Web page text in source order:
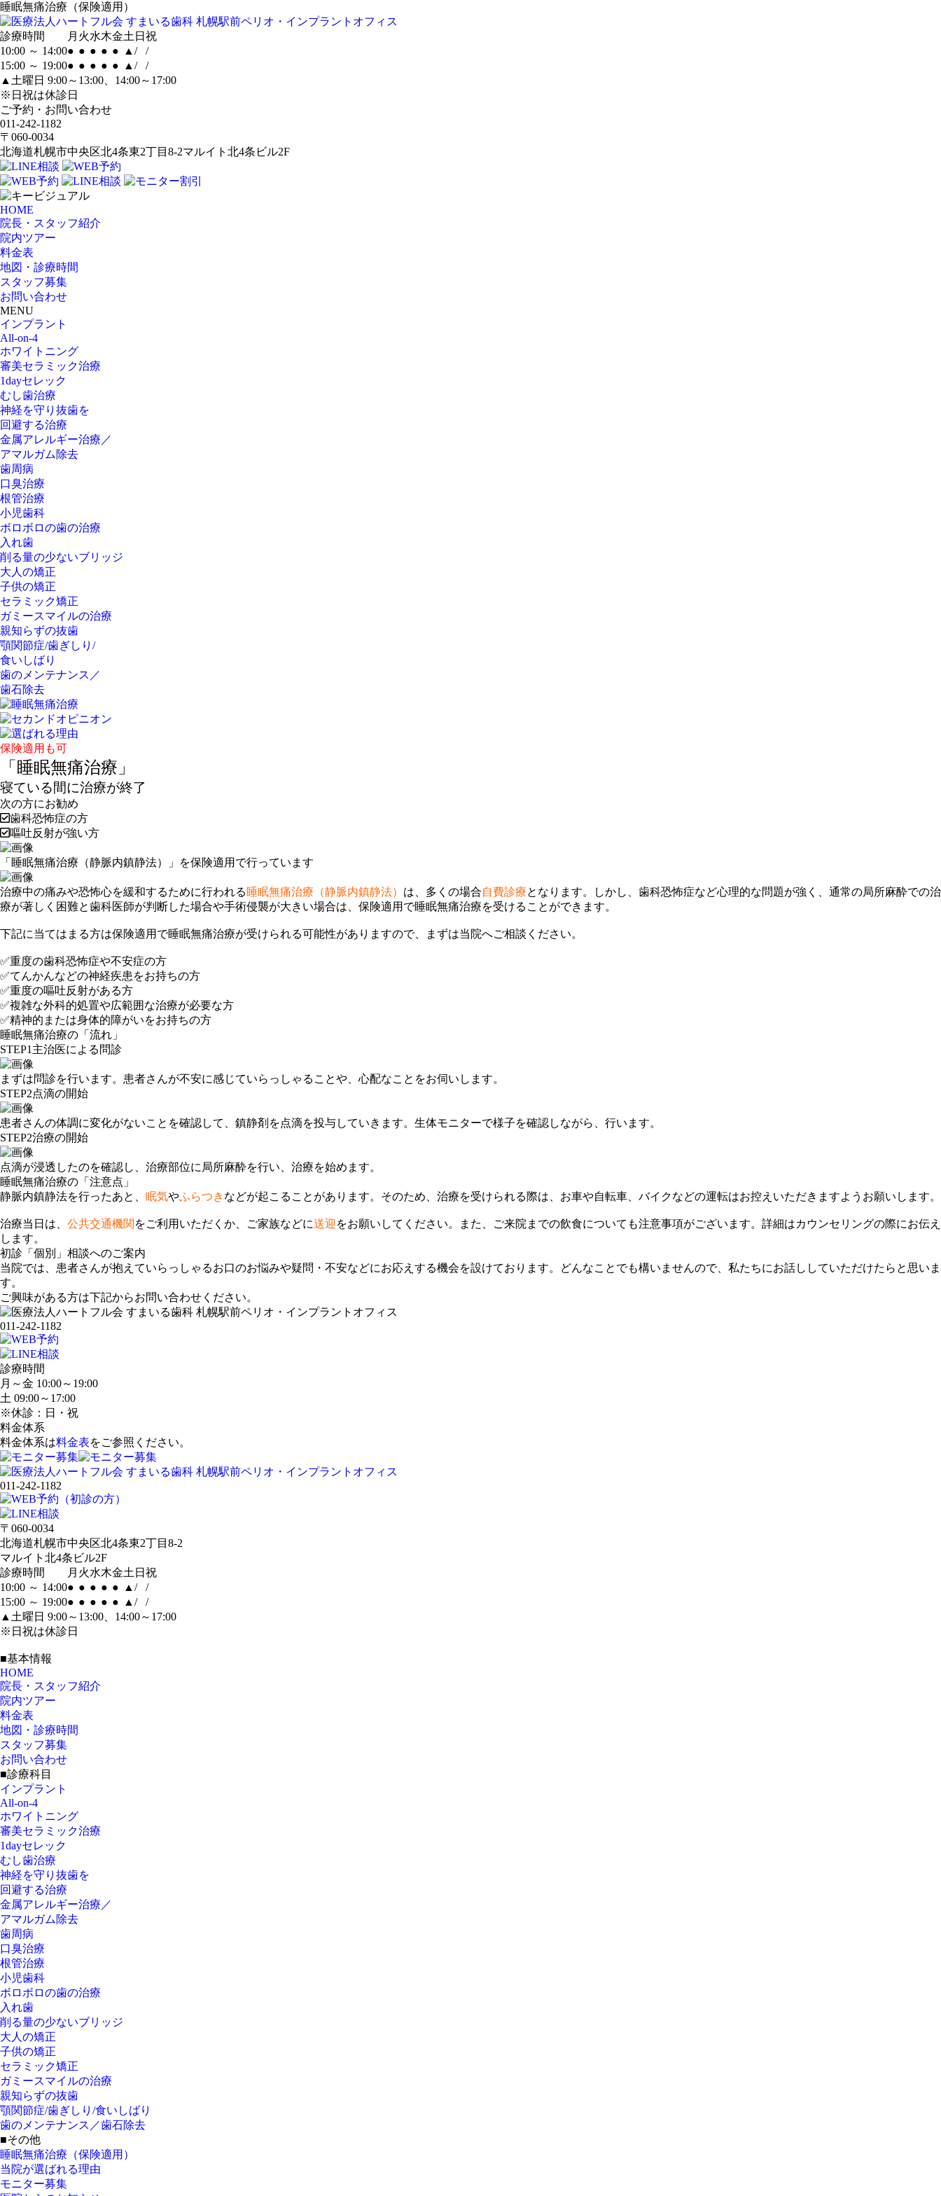
睡眠無痛治療（保険適用）
診療時間 月 火水木金土 日 祝
10:00 ～ 14:00● ● ● ● ● ▲ /
/
15:00 ～ 19:00● ● ● ● ● ▲ /
/
▲土曜日 9:00～13:00、14:00～17:00
※日祝は休診日
ご予約・お問い合わせ
011-242-1182
〒060-0034
北海道札幌市中央区北4条東2丁目8-2マルイト北4条ビル2F
HOME
院長・スタッフ紹介
院内ツアー
料金表
地図・診療時間
スタッフ募集
お問い合わせ
MENU
インプラント
All-on-4
ホワイトニング
審美セラミック治療
1dayセレック
むし歯治療
神経を守り抜歯を
回避する治療
金属アレルギー治療／
アマルガム除去
歯周病
口臭治療
根管治療
小児歯科
ボロボロの歯の治療
入れ歯
削る量の少ないブリッジ
大人の矯正
子供の矯正
セラミック矯正
ガミースマイルの治療
親知らずの抜歯
顎関節症/歯ぎしり/
食いしばり
歯のメンテナンス／
歯石除去
保険適用も可
「睡眠無痛治療」
寝ている間に治療が終了
次の方にお勧め
歯科恐怖症の方
嘔吐反射が強い方
「睡眠無痛治療（静脈内鎮静法）」を保険適用で行っています
治療中の痛みや恐怖心を緩和するために行われる睡眠無痛治療（静脈内鎮静法） は、多くの場合自費診療となります。しかし、歯科恐怖症など心理的な問題が強く、通常の局所麻酔での治
療が著しく困難と歯科医師が判断した場合や手術侵襲が大きい場合は、保険適用で睡眠無痛治療を受けることができます。
下記に当てはまる方は保険適用で睡眠無痛治療が受けられる可能性がありますので、まずは当院へご相談ください。
✅重度の歯科恐怖症や不安症の方
✅てんかんなどの神経疾患をお持ちの方
✅重度の嘔吐反射がある方
✅複雑な外科的処置や広範囲な治療が必要な方
✅精神的または身体的障がいをお持ちの方
睡眠無痛治療の「流れ」
STEP1 主治医による問診
まずは問診を行います。患者さんが不安に感じていらっしゃることや、心配なことをお伺いします。
STEP2点滴の開始
患者さんの体調に変化がないことを確認して、鎮静剤を点滴を投与していきます。生体モニターで様子を確認しながら、行います。
STEP2治療の開始
点滴が浸透したのを確認し、治療部位に局所麻酔を行い、治療を始めます。
睡眠無痛治療の「注意点」
静脈内鎮静法を行ったあと、 眠気やふらつき などが起こることがあります。そのため、治療を受けられる際は、お車や自転車、バイクなどの運転はお控えいただきますようお願いします。
治療当日は、 公共交通機関 をご利用いただくか、ご家族などに送迎 をお願いしてください。また、ご来院までの飲食についても注意事項がございます。詳細はカウンセリングの際にお伝え
します。
初診「個別」相談へのご案内
当院では、患者さんが抱えていらっしゃるお口のお悩みや疑問・不安などにお応えする機会を設けております。どんなことでも構いませんので、私たちにお話ししていただけたらと思いま
す。
ご興味がある方は下記からお問い合わせください。
011-242-1182
診療時間
月～金 10:00～19:00
土 09:00～17:00
※休診：日・祝
料金体系
料金体系は料金表をご参照ください。
011-242-1182
〒060-0034
北海道札幌市中央区北4条東2丁目8-2
マルイト北4条ビル2F
診療時間
月 火水木金土 日 祝
10:00 ～ 14:00● ● ● ● ● ▲ /
/
15:00 ～ 19:00● ● ● ● ● ▲ /
/
▲土曜日 9:00～13:00、14:00～17:00
※日祝は休診日
■基本情報
HOME
院長・スタッフ紹介
院内ツアー
料金表
地図・診療時間
スタッフ募集
お問い合わせ
■診療科目
インプラント
All-on-4
ホワイトニング
審美セラミック治療
1dayセレック
むし歯治療
神経を守り抜歯を
回避する治療
金属アレルギー治療／
アマルガム除去
歯周病
口臭治療
根管治療
小児歯科
ボロボロの歯の治療
入れ歯
削る量の少ないブリッジ
大人の矯正
子供の矯正
セラミック矯正
ガミースマイルの治療
親知らずの抜歯
顎関節症/歯ぎしり/食いしばり
歯のメンテナンス／歯石除去
■その他
睡眠無痛治療（保険適用）
当院が選ばれる理由
モニター募集